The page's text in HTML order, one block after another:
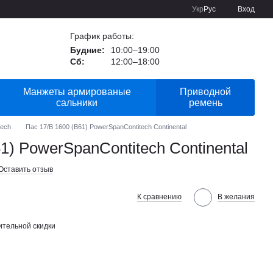
Укр Рус Вход
График работы:
Будние:
10:00–19:00
Сб:
12:00–18:00
Манжеты армированые
сальники
Приводной
ремень
Пас 17/B 1600 (B61) PowerSpanContitech Continental
PowerSpanContitech Continental
отзыв
К сравнению В желания
скидки